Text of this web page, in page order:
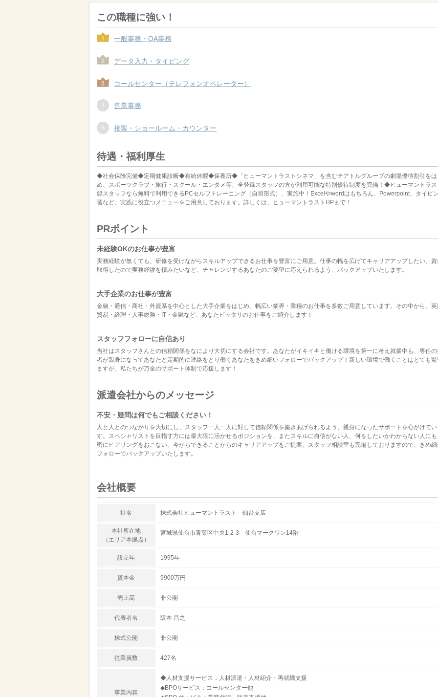
この職種に強い！
一般事務・OA事務
データ入力・タイピング
コールセンター（テレフォンオペレーター）
営業事務
接客・ショールーム・カウンター
待遇・福利厚生
◆社会保険完備◆定期健康診断◆有給休暇◆保養所◆「ヒューマントラストシネマ」を含むテアトルグループの劇場優待割引をは
め、スポーツクラブ・旅行・スクール・エンタメ等、全登録スタッフの方が利用可能な特別優待制度を完備！◆ヒューマントラ
録スタッフなら無料で利用できるPCセルフトレーニング（自習形式）、実施中！Excelやwordはもちろん、Powerpoint、タイピ
習など、実践に役立つメニューをご用意しております。詳しくは、ヒューマントラストHPまで！
PRポイント
未経験OKのお仕事が豊富
実務経験が無くても、研修を受けながらスキルアップできるお仕事を豊富にご用意。仕事の幅を広げてキャリアアップしたい、資
取得したので実務経験を積みたいなど、チャレンジするあなたのご要望に応えられるよう、バックアップいたします。
大手企業のお仕事が豊富
金融・通信・商社・外資系を中心とした大手企業をはじめ、幅広い業界・業種のお仕事を多数ご用意しています。その中から、英
貿易・経理・人事総務・IT・金融など、あなたピッタリのお仕事をご紹介します！
スタッフフォローに自信あり
当社はスタッフさんとの信頼関係をなにより大切にする会社です。あなたがイキイキと働ける環境を第一に考え就業中も、専任の
者が親身になってあなたと定期的に連絡をとり働くあなたをきめ細いフォローでバックアップ！新しい環境で働くことはとても緊
ますが、私たちが万全のサポート体制で応援します！
派遣会社からのメッセージ
不安・疑問は何でもご相談ください！
人と人とのつながりを大切にし、スタッフ一人一人に対して信頼関係を築きあげられるよう、親身になったサポートを心がけてい
す。スペシャリストを目指す方には最大限に活かせるポジションを、またスキルに自信がない人、何をしたいかわからない人に
密にヒアリングをおこない、今からできることからのキャリアアップをご提案。スタッフ相談室も完備しておりますので、きめ
フォローでバックアップいたします。
会社概要
社名 株式会社ヒューマントラスト 仙台支店
本社所在地
（エリア本拠点）
宮城県仙台市青葉区中央1-2-3 仙台マークワン14階
設立年 1995年
資本金 9900万円
売上高 非公開
代表者名 阪本 昌之
株式公開 非公開
従業員数 427名
事業内容
◆人材支援サービス：人材派遣・人材紹介・再就職支援
◆BPOサービス：コールセンター他